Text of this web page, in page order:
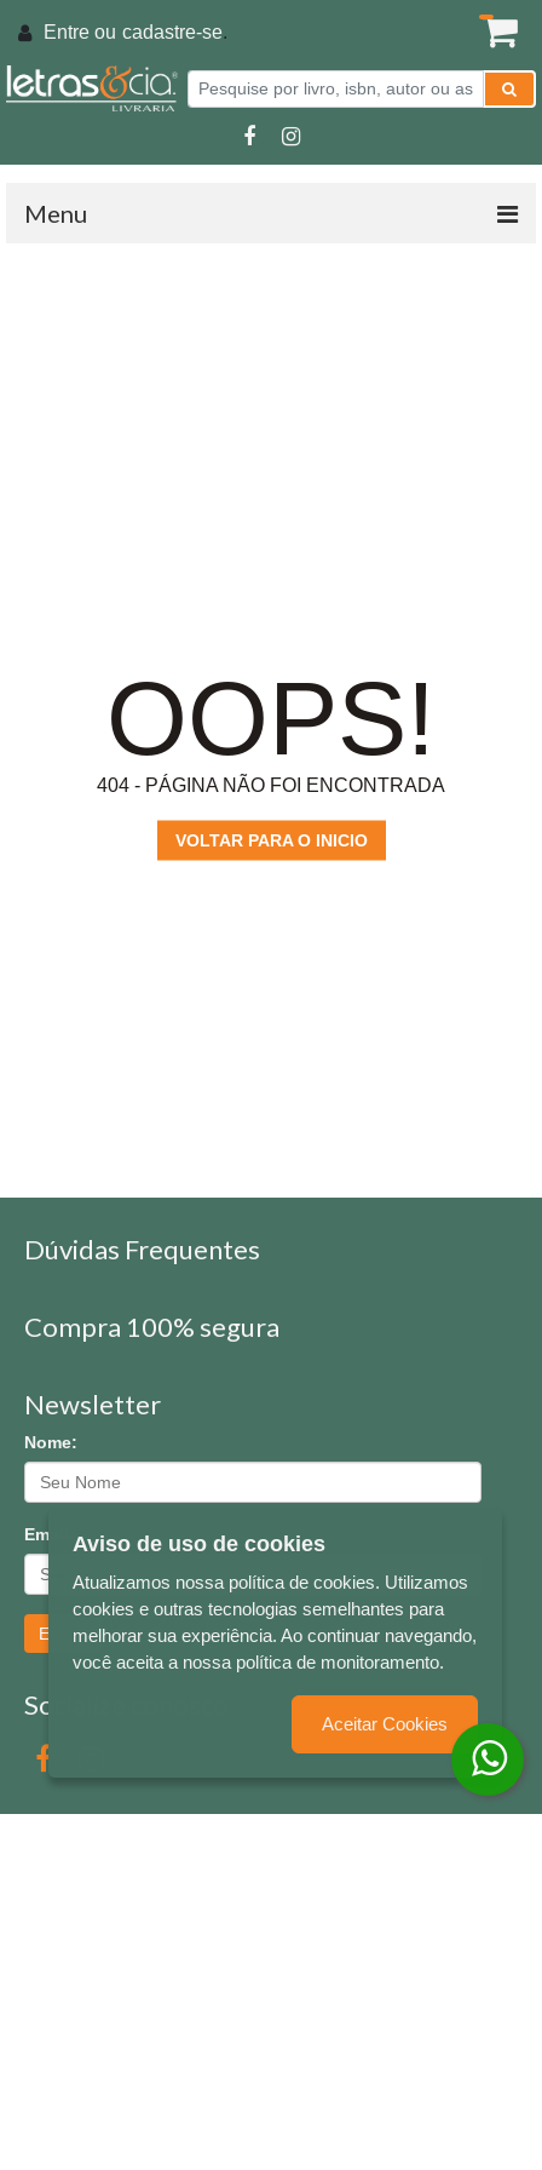
Entre ou cadastre-se.
Menu
OOPS!
404 - PÁGINA NÃO FOI ENCONTRADA
VOLTAR PARA O INICIO
Dúvidas Frequentes
Compra 100% segura
Newsletter
Nome:
Email:
Enviar
Socialize conosco
Aviso de uso de cookies
Atualizamos nossa política de cookies. Utilizamos
cookies e outras tecnologias semelhantes para
melhorar sua experiência. Ao continuar navegando,
você aceita a nossa política de monitoramento.
Aceitar Cookies